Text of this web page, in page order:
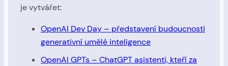
je vytvářet:
OpenAI Dev Day – představení budoucnosti
generativní umělé inteligence
OpenAI GPTs – ChatGPT asistenti, kteří za